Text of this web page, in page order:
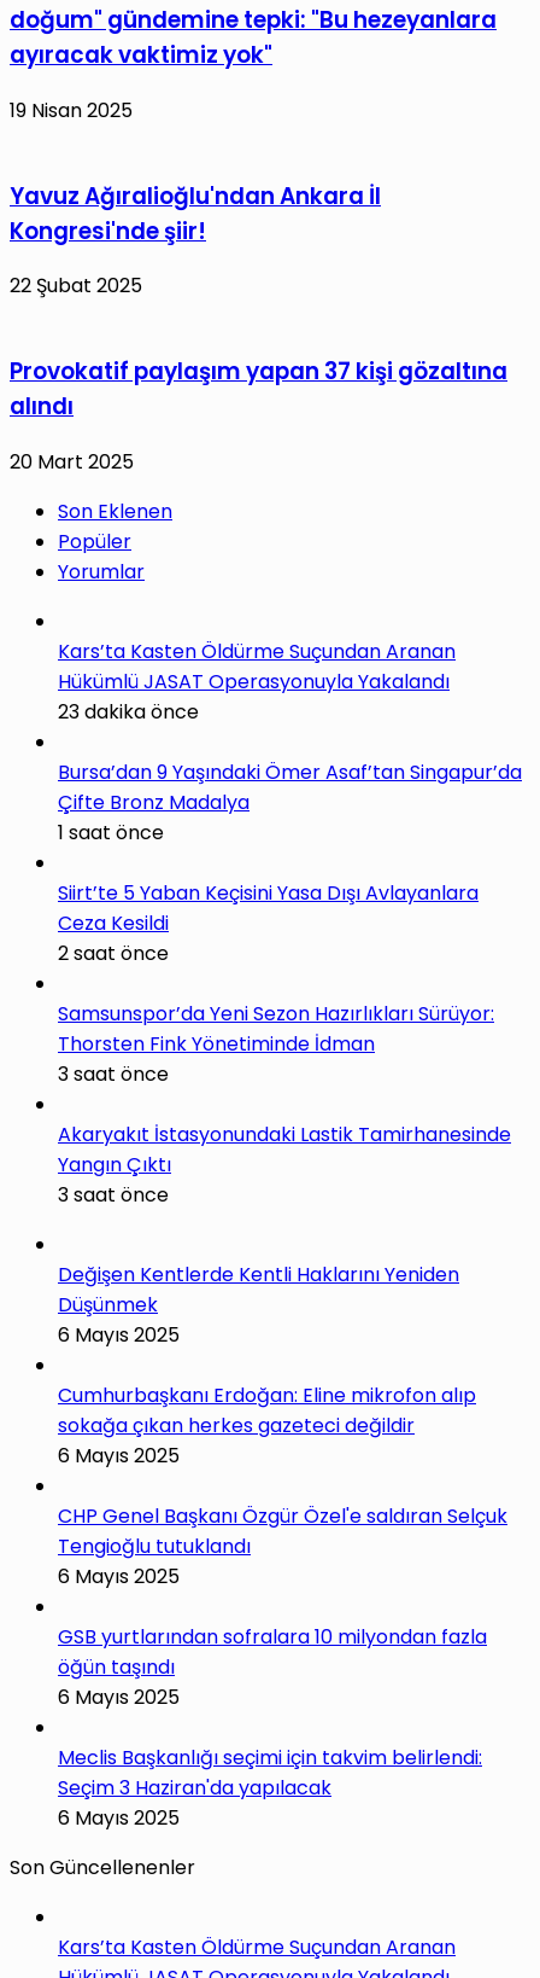
doğum" gündemine tepki: "Bu hezeyanlara
ayıracak vaktimiz yok"
19 Nisan 2025
Yavuz Ağıralioğlu'ndan Ankara İl
Kongresi'nde şiir!
22 Şubat 2025
Provokatif paylaşım yapan 37 kişi gözaltına
alındı
20 Mart 2025
Son Eklenen
Popüler
Yorumlar
Kars’ta Kasten Öldürme Suçundan Aranan
Hükümlü JASAT Operasyonuyla Yakalandı
23 dakika önce
Bursa’dan 9 Yaşındaki Ömer Asaf’tan Singapur’da
Çifte Bronz Madalya
1 saat önce
Siirt’te 5 Yaban Keçisini Yasa Dışı Avlayanlara
Ceza Kesildi
2 saat önce
Samsunspor’da Yeni Sezon Hazırlıkları Sürüyor:
Thorsten Fink Yönetiminde İdman
3 saat önce
Akaryakıt İstasyonundaki Lastik Tamirhanesinde
Yangın Çıktı
3 saat önce
Değişen Kentlerde Kentli Haklarını Yeniden
Düşünmek
6 Mayıs 2025
Cumhurbaşkanı Erdoğan: Eline mikrofon alıp
sokağa çıkan herkes gazeteci değildir
6 Mayıs 2025
CHP Genel Başkanı Özgür Özel'e saldıran Selçuk
Tengioğlu tutuklandı
6 Mayıs 2025
GSB yurtlarından sofralara 10 milyondan fazla
öğün taşındı
6 Mayıs 2025
Meclis Başkanlığı seçimi için takvim belirlendi:
Seçim 3 Haziran'da yapılacak
6 Mayıs 2025
Son Güncellenenler
Kars’ta Kasten Öldürme Suçundan Aranan